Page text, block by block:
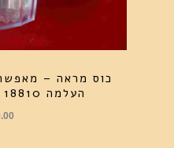
כוס מראה –
העלמה 18810 – מצורף סרטון